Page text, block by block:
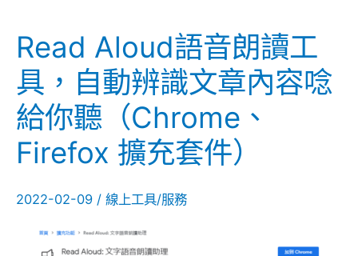
Read Aloud語音朗讀工
具，自動辨識文章內容唸
給你聽（Chrome、
Firefox 擴充套件）
2022-02-09 / 線上工具/服務
Read
語
音
讀
具，